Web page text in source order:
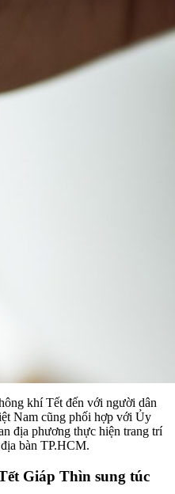
khí Tết đến với người dân
Nam cũng phối hợp với Ủy
địa phương thực hiện trang trí
bàn TP.HCM.
Giáp Thìn sung túc